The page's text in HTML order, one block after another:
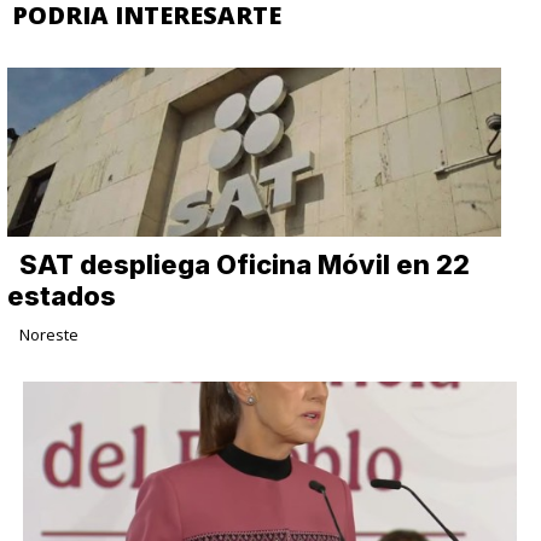
PODRIA INTERESARTE
SAT despliega Oficina Móvil en 22
estados
Noreste